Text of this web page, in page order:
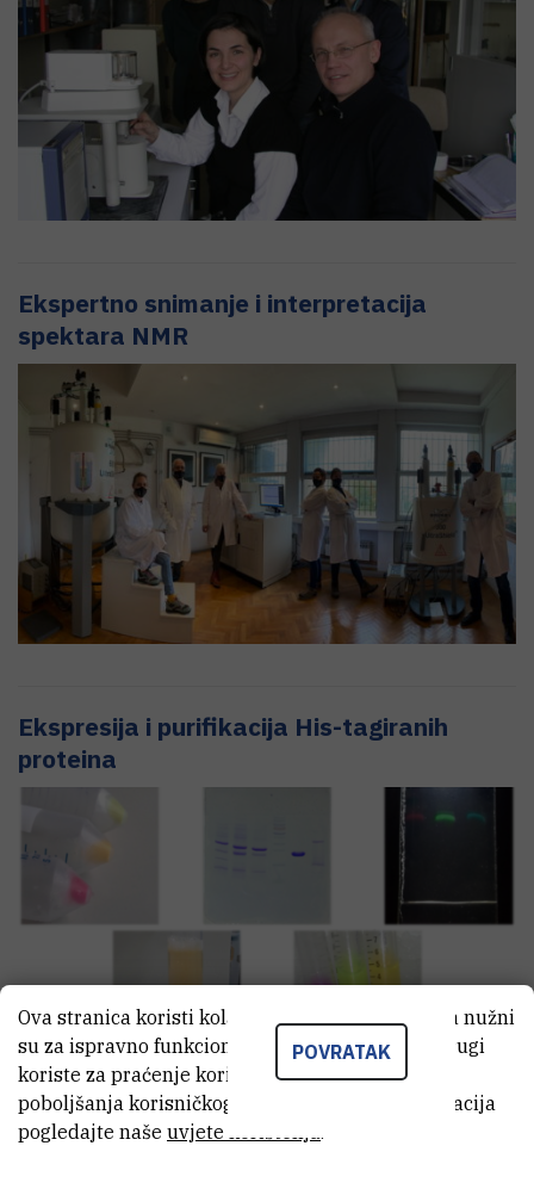
Ekspertno snimanje i interpretacija
spektara NMR
Ekspresija i purifikacija His-tagiranih
proteina
Elementna analiza atomskom
POVRATAK
Ova stranica koristi kolačiće. Neki od tih kolačića nužni
su za ispravno funkcioniranje stranice, dok se drugi
koriste za praćenje korištenja stranice radi
poboljšanja korisničkog iskustva. Za više informacija
pogledajte naše uvjete korištenja.